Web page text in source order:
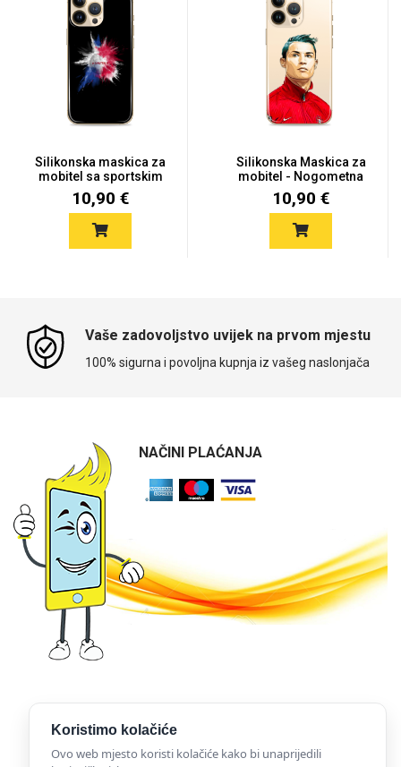
Silikonska maskica za
mobitel sa sportskim
mot...
10,90 €
Silikonska Maskica za
mobitel - Nogometna
ikon...
10,90 €
Vaše zadovoljstvo uvijek na prvom mjestu
100% sigurna i povoljna kupnja iz vašeg naslonjača
NAČINI PLAĆANJA
Koristimo kolačiće
Ovo web mjesto koristi kolačiće kako bi unaprijedili